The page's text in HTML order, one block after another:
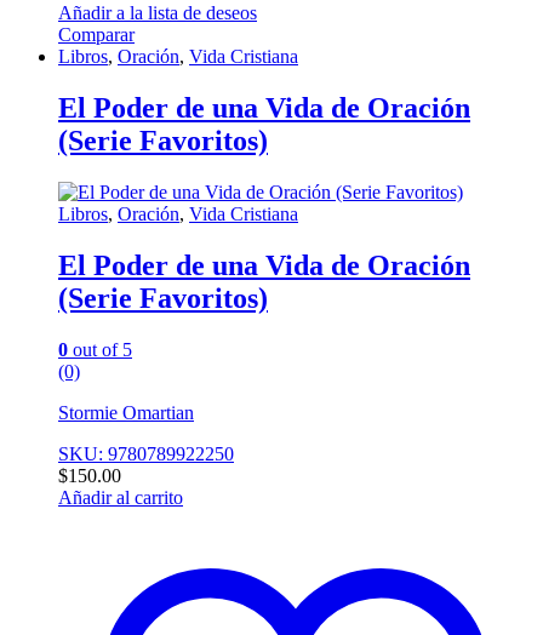
Añadir a la lista de deseos
Comparar
Libros, Oración, Vida Cristiana
El Poder de una Vida de Oración
(Serie Favoritos)
Libros, Oración, Vida Cristiana
El Poder de una Vida de Oración
(Serie Favoritos)
0 out of 5
(0)
Stormie Omartian
SKU: 9780789922250
$150.00
Añadir al carrito